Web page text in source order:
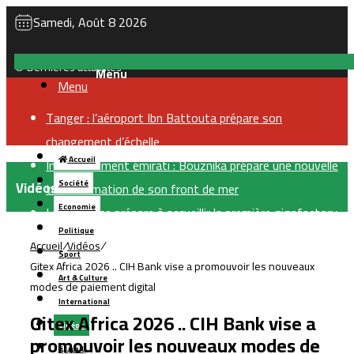
Samedi, Août 8 2026
Dernières actualités
Tanger : l’aéroport Ibn Battouta prépare son
changement d’échelle
Investissement émirati : Bouznika prépare une nouvelle
transformation de son front de mer
Le Maroc se prépare à accueillir la première gigafactory
africaine de batteries électriques, pour un
investissement de 65 milliards de dirhams
Le Maroc en tête en Afrique du Nord pour le soutien au
libre-échange et à l’ouverture internationale
Le Maroc prévoit 36 stations de dessalement pour
Menu
Accueil
Société
Economie
Politique
Sport
Art & Culture
International
Vidéos
بالعربية
Vidéos
Accueil/Vidéos/
Gitex Africa 2026 .. CIH Bank vise a promouvoir les nouveaux
modes de paiement digital
Gitex Africa 2026 .. CIH Bank vise a
promouvoir les nouveaux modes de